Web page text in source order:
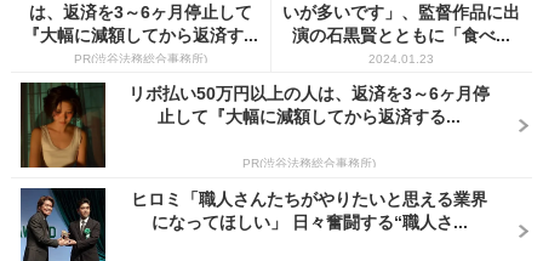
は、返済を3～6ヶ月停止して
『大幅に減額してから返済す...
PR(渋谷法務総合事務所)
いが多いです」、監督作品に出
演の石黒賢とともに「食べ...
2024.01.23
リボ払い50万円以上の人は、返済を3～6ヶ月停
止して『大幅に減額してから返済する...
PR(渋谷法務総合事務所)
ヒロミ「職人さんたちがやりたいと思える業界
になってほしい」 日々奮闘する“職人さ...